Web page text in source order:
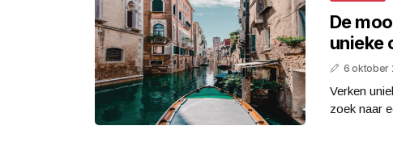
De
unieke
6 oktober
Verken
zoek naar